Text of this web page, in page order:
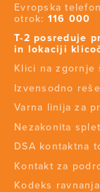
Evropska
otrok: 116 000
T-2 posreduje
in lokaciji
Klici na zgornje
Izvensodno
Varna linija za
Nezakonita
DSA kontaktna
Kontakt za
Kodeks